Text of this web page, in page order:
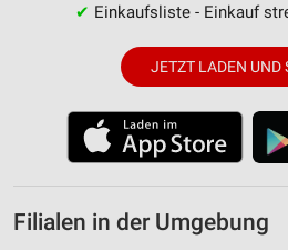
✔ Einkaufsliste - Einkauf
JETZT LADEN UND
Filialen in der Umgebung